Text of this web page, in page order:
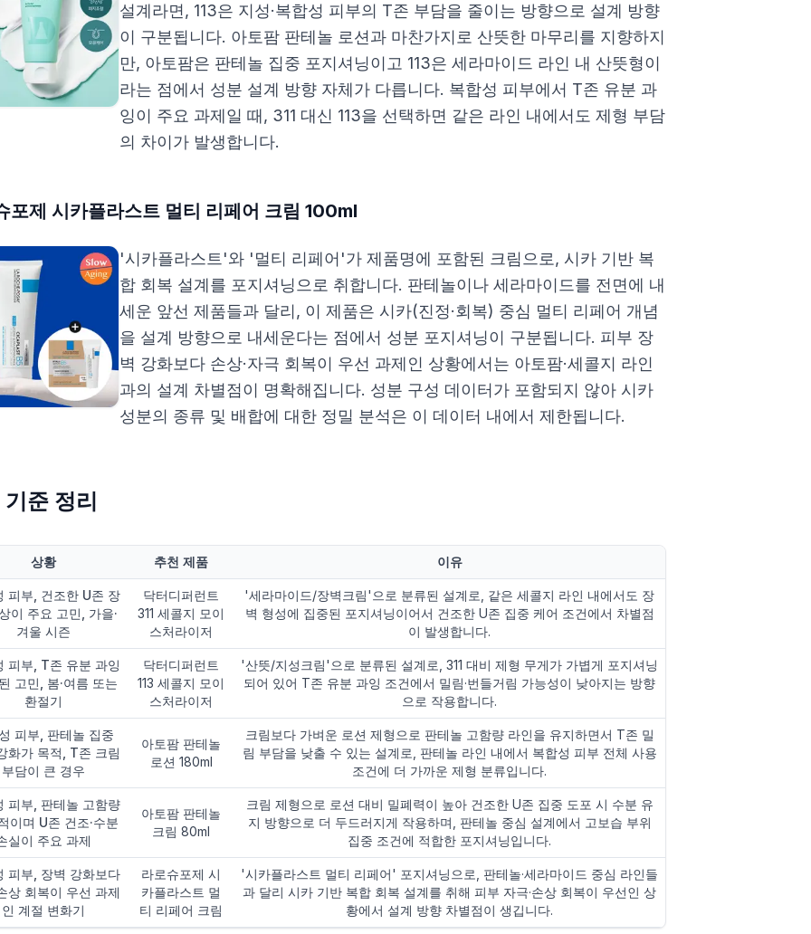
설계라면, 113은 지성·복합성 피부의 T존 부담을 줄이는 방향으로 설계 방향
이 구분됩니다. 아토팜 판테놀 로션과 마찬가지로 산뜻한 마무리를 지향하지
만, 아토팜은 판테놀 집중 포지셔닝이고 113은 세라마이드 라인 내 산뜻형이
라는 점에서 성분 설계 방향 자체가 다릅니다. 복합성 피부에서 T존 유분 과
잉이 주요 과제일 때, 311 대신 113을 선택하면 같은 라인 내에서도 제형 부담
의 차이가 발생합니다.
포제 시카플라스트 멀티 리페어 크림 100ml
'시카플라스트'와 '멀티 리페어'가 제품명에 포함된 크림으로, 시카 기반 복
합 회복 설계를 포지셔닝으로 취합니다. 판테놀이나 세라마이드를 전면에 내
세운 앞선 제품들과 달리, 이 제품은 시카(진정·회복) 중심 멀티 리페어 개념
을 설계 방향으로 내세운다는 점에서 성분 포지셔닝이 구분됩니다. 피부 장
벽 강화보다 손상·자극 회복이 우선 과제인 상황에서는 아토팜·세콜지 라인
과의 설계 차별점이 명확해집니다. 성분 구성 데이터가 포함되지 않아 시카
성분의 종류 및 배합에 대한 정밀 분석은 이 데이터 내에서 제한됩니다.
준 정리
상황 추천 제품 이유
피부, 건조한 U존 장
이 주요 고민, 가을·
겨울 시즌
닥터디퍼런트
311 세콜지 모이
스처라이저
'세라마이드/장벽크림'으로 분류된 설계로, 같은 세콜지 라인 내에서도 장
벽 형성에 집중된 포지셔닝이어서 건조한 U존 집중 케어 조건에서 차별점
이 발생합니다.
피부, T존 유분 과잉
고민, 봄·여름 또는
환절기
닥터디퍼런트
113 세콜지 모이
스처라이저
'산뜻/지성크림'으로 분류된 설계로, 311 대비 제형 무게가 가볍게 포지셔닝
되어 있어 T존 유분 과잉 조건에서 밀림·번들거림 가능성이 낮아지는 방향
으로 작용합니다.
피부, 판테놀 집중
화가 목적, T존 크림
부담이 큰 경우
아토팜 판테놀
로션 180ml
크림보다 가벼운 로션 제형으로 판테놀 고함량 라인을 유지하면서 T존 밀
림 부담을 낮출 수 있는 설계로, 판테놀 라인 내에서 복합성 피부 전체 사용
조건에 더 가까운 제형 분류입니다.
피부, 판테놀 고함량
이며 U존 건조·수분
실이 주요 과제
아토팜 판테놀
크림 80ml
크림 제형으로 로션 대비 밀폐력이 높아 건조한 U존 집중 도포 시 수분 유
지 방향으로 더 두드러지게 작용하며, 판테놀 중심 설계에서 고보습 부위
집중 조건에 적합한 포지셔닝입니다.
피부, 장벽 강화보다
상 회복이 우선 과제
인 계절 변화기
라로슈포제 시
카플라스트 멀
티 리페어 크림
'시카플라스트 멀티 리페어' 포지셔닝으로, 판테놀·세라마이드 중심 라인들
과 달리 시카 기반 복합 회복 설계를 취해 피부 자극·손상 회복이 우선인 상
황에서 설계 방향 차별점이 생깁니다.